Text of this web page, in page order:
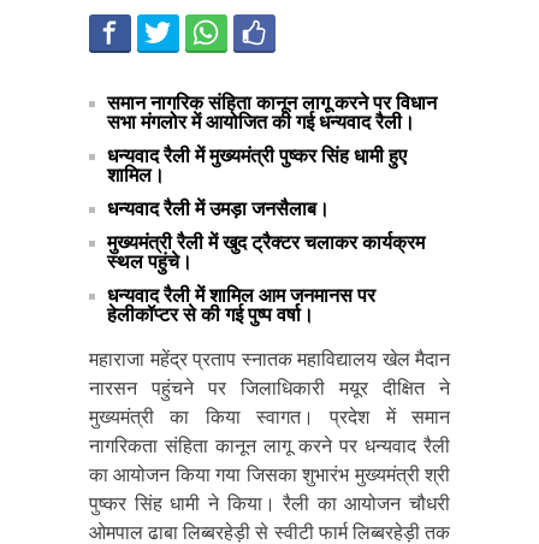
समान नागरिक संहिता कानून लागू करने पर विधान
सभा मंगलोर में आयोजित की गई धन्यवाद रैली।
धन्यवाद रैली में मुख्यमंत्री पुष्कर सिंह धामी हुए
शामिल।
धन्यवाद रैली में उमड़ा जनसैलाब।
मुख्यमंत्री रैली में खुद ट्रैक्टर चलाकर कार्यक्रम
स्थल पहुंचे।
धन्यवाद रैली में शामिल आम जनमानस पर
हेलीकॉप्टर से की गई पुष्प वर्षा।
महाराजा महेंद्र प्रताप स्नातक महाविद्यालय खेल मैदान
नारसन पहुंचने पर जिलाधिकारी मयूर दीक्षित ने
मुख्यमंत्री का किया स्वागत। प्रदेश में समान
नागरिकता संहिता कानून लागू करने पर धन्यवाद रैली
का आयोजन किया गया जिसका शुभारंभ मुख्यमंत्री श्री
पुष्कर सिंह धामी ने किया। रैली का आयोजन चौधरी
ओमपाल ढाबा लिब्बरहेड़ी से स्वीटी फार्म लिब्बरहेड़ी तक